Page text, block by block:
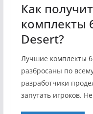
Как
комплекты
Desert?
Лучшие комплекты
разбросаны по
разработчики
запутать игроков.